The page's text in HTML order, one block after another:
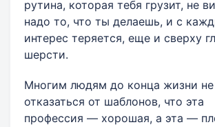
рутина, которая тебя грузит, не
надо то, что ты делаешь, и с
интерес теряется, еще и сверху
шерсти.
Многим людям до конца жизни не
отказаться от шаблонов, что эта
профессия — хорошая, а эта —